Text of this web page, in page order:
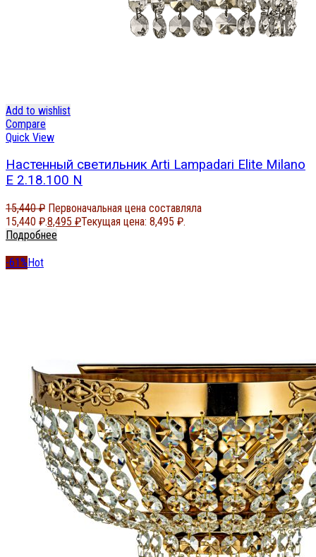
Add to wishlist
Compare
Quick View
Настенный светильник Arti Lampadari Elite Milano
E 2.18.100 N
15,440₽ Первоначальная цена составляла
15,440 ₽.8,495 ₽Текущая цена: 8,495 ₽.
Подробнее
-61%Hot